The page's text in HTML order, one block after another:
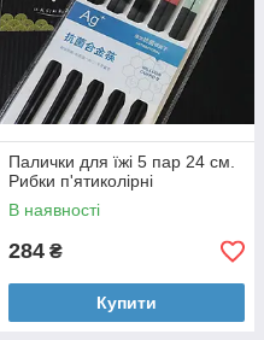
Палички для їжі 5 пар 24 см.
Рибки п'ятиколірні
В наявності
284 ₴
Купити